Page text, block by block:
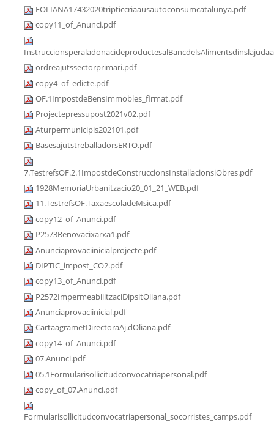
EOLIANA17432020tripticcriaausautoconsumcatalunya.pdf
copy11_of_Anunci.pdf
ordreajutssectorprimari.pdf
copy4_of_edicte.pdf
OF.1ImpostdeBensImmobles_firmat.pdf
Projectepressupost2021v02.pdf
Aturpermunicipis202101.pdf
BasesajutstreballadorsERTO.pdf
7.TestrefsOF.2.1ImpostdeConstruccionsInstallacionsiObres.pdf
1928MemoriaUrbanitzacio20_01_21_WEB.pdf
11.TestrefsOF.TaxaescoladeMsica.pdf
copy12_of_Anunci.pdf
P2573Renovacixarxa1.pdf
Anunciaprovaciinicialprojecte.pdf
DIPTIC_impost_CO2.pdf
copy13_of_Anunci.pdf
P2572ImpermeabilitzaciDipsitOliana.pdf
Anunciaprovaciinicial.pdf
CartaagrametDirectoraAj.dOliana.pdf
copy14_of_Anunci.pdf
07.Anunci.pdf
05.1Formularisollicitudconvocatriapersonal.pdf
copy_of_07.Anunci.pdf
Formularisollicitudconvocatriapersonal_socorristes_camps.pdf